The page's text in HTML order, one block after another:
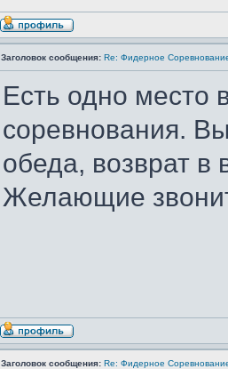
Заголовок сообщения: Re: Фидерное
Есть одно место
соревнования.
обеда, возврат в
Желающие
Заголовок сообщения: Re: Фидерное